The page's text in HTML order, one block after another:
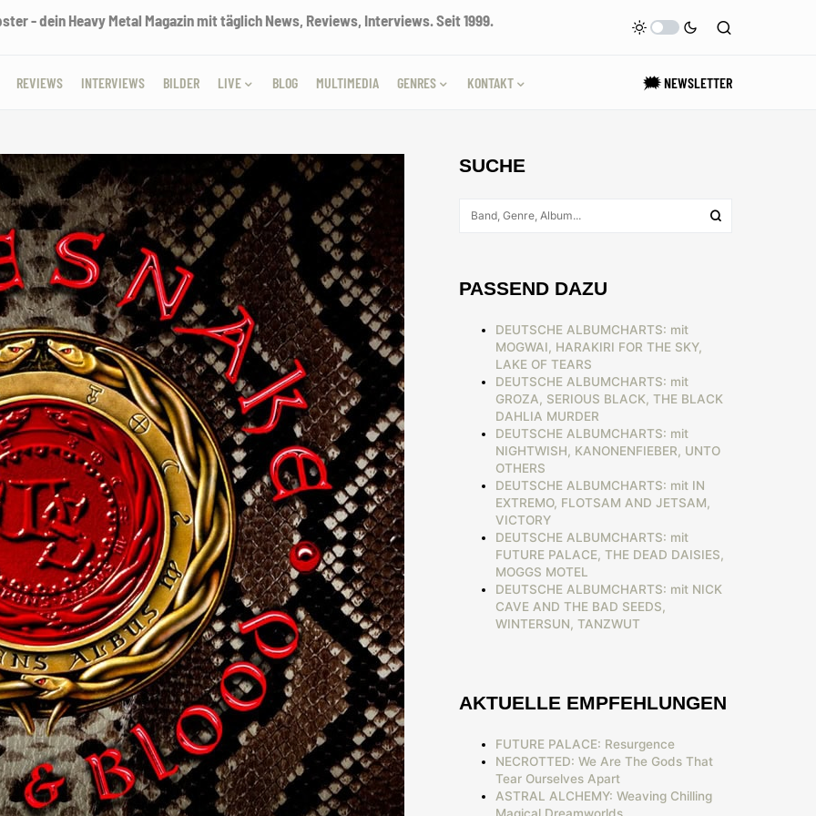
- dein Heavy Metal Magazin mit täglich News, Reviews, Interviews. Seit 1999.
REVIEWS INTERVIEWS BILDER LIVE BLOG MULTIMEDIA GENRES KONTAKT 🗯 NEWSLETTER
SUCHE
PASSEND DAZU
DEUTSCHE ALBUMCHARTS: mit
MOGWAI, HARAKIRI FOR THE SKY,
LAKE OF TEARS
DEUTSCHE ALBUMCHARTS: mit
GROZA, SERIOUS BLACK, THE BLACK
DAHLIA MURDER
DEUTSCHE ALBUMCHARTS: mit
NIGHTWISH, KANONENFIEBER, UNTO
OTHERS
DEUTSCHE ALBUMCHARTS: mit IN
EXTREMO, FLOTSAM AND JETSAM,
VICTORY
DEUTSCHE ALBUMCHARTS: mit
FUTURE PALACE, THE DEAD DAISIES,
MOGGS MOTEL
DEUTSCHE ALBUMCHARTS: mit NICK
CAVE AND THE BAD SEEDS,
WINTERSUN, TANZWUT
AKTUELLE EMPFEHLUNGEN
FUTURE PALACE: Resurgence
NECROTTED: We Are The Gods That
Tear Ourselves Apart
ASTRAL ALCHEMY: Weaving Chilling